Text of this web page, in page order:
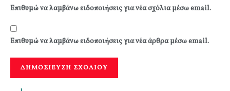
Επιθυμώ να λαμβάνω ειδοποιήσεις για νέα σχόλια μέσω email.
Επιθυμώ να λαμβάνω ειδοποιήσεις για νέα άρθρα μέσω email.